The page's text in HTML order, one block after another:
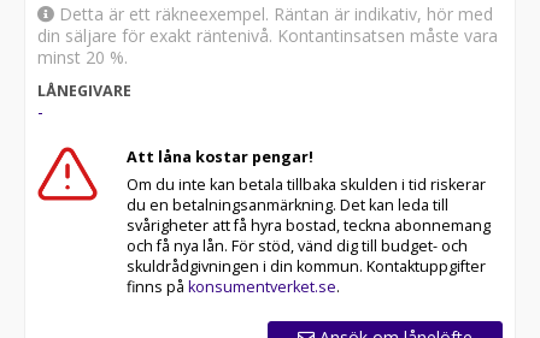
Detta är ett räkneexempel. Räntan är indikativ, hör med
din säljare för exakt räntenivå. Kontantinsatsen måste vara
minst 20 %.
LÅNEGIVARE
-
Att låna kostar pengar!
Om du inte kan betala tillbaka skulden i tid riskerar
du en betalningsanmärkning. Det kan leda till
svårigheter att få hyra bostad, teckna abonnemang
och få nya lån. För stöd, vänd dig till budget- och
skuldrådgivningen i din kommun. Kontaktuppgifter
finns på konsumentverket.se.